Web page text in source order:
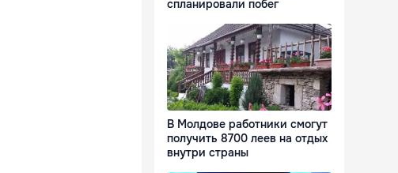
спланировали побег
В Молдове работники смогут
получить 8700 леев на отдых
внутри страны